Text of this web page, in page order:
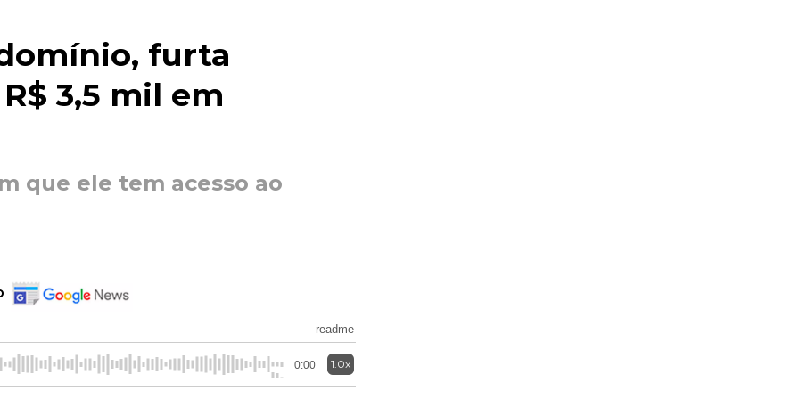
furta
3,5 mil em
que ele tem acesso ao
readme
0:00 1.0x